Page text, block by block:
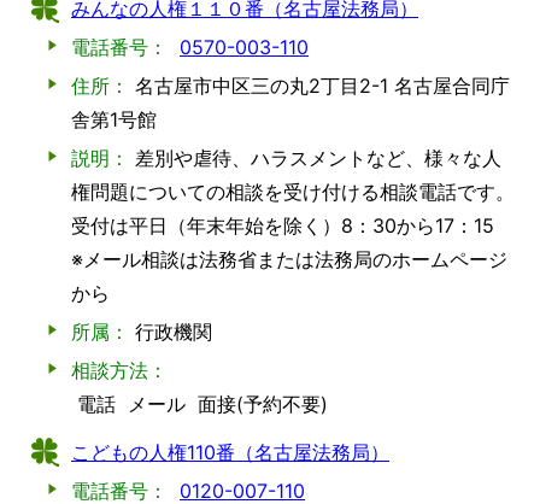
みんなの人権１１０番（名古屋法務局）
電話番号：
0570-003-110
住所： 名古屋市中区三の丸2丁目2-1 名古屋合同庁
舎第1号館
説明：
差別や虐待、ハラスメントなど、様々な人
権問題についての相談を受け付ける相談電話です。
受付は平日（年末年始を除く）8：30から17：15
※メール相談は法務省または法務局のホームページ
から
所属： 行政機関
相談方法：
電話
メール 面接(予約不要)
こどもの人権110番（名古屋法務局）
電話番号：
0120-007-110